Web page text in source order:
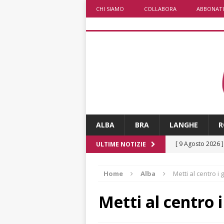
CHI SIAMO COLLABORA ABBONATI
ALBA BRA LANGHE
ULTIME NOTIZIE [ 9 Agosto 2026 ]
rotonda al Gallo
[ 8 Agosto 2026 ]
Home Alba Metti al centro i
Metti al centro